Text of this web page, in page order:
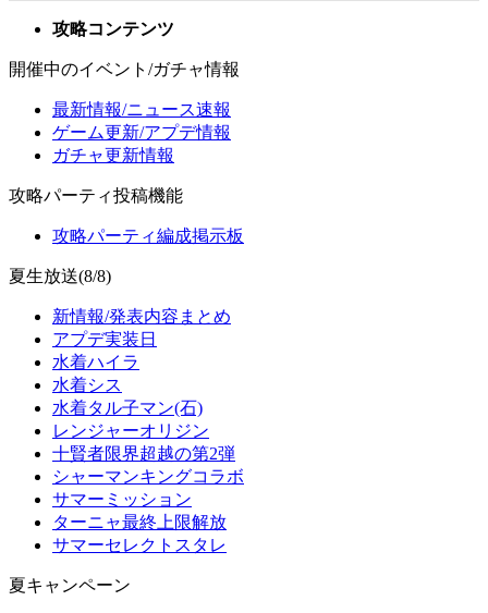
攻略コンテンツ
開催中のイベント/ガチャ情報
最新情報/ニュース速報
ゲーム更新/アプデ情報
ガチャ更新情報
攻略パーティ投稿機能
攻略パーティ編成掲示板
夏生放送(8/8)
新情報/発表内容まとめ
アプデ実装日
水着ハイラ
水着シス
水着タル子マン(石)
レンジャーオリジン
十賢者限界超越の第2弾
シャーマンキングコラボ
サマーミッション
ターニャ最終上限解放
サマーセレクトスタレ
夏キャンペーン